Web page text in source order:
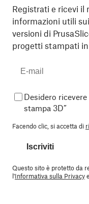
Registrati e ricevi il
informazioni utili
versioni di
progetti stampati in
Desidero
stampa 3D”
Facendo clic, si accetta di
Iscriviti
Questo sito è protetto da
l'Informativa sulla Privacy